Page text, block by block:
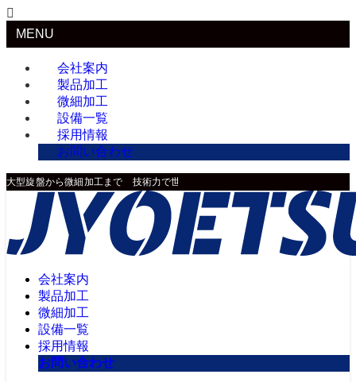
MENU
会社案内
製品加工
微細加工
設備一覧
採用情報
お問い合わせ
大型旋盤から微細加工まで 技術力で世界に貢献
会社案内
製品加工
微細加工
設備一覧
採用情報
お問い合わせ